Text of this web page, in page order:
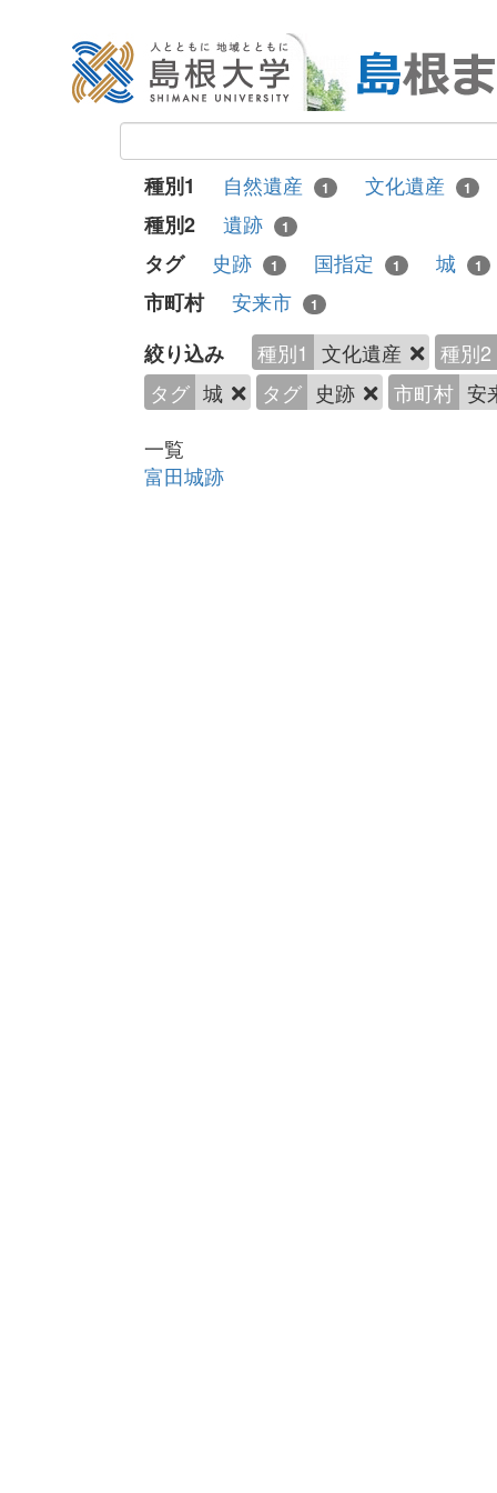
種別1 自然遺産 1 文化遺産 1
種別2 遺跡 1
タグ 史跡 1 国指定 1 城 1
市町村 安来市 1
絞り込み 種別1 文化遺産
種別2
タグ 城 タグ 史跡 市町村 安
一覧
富田城跡